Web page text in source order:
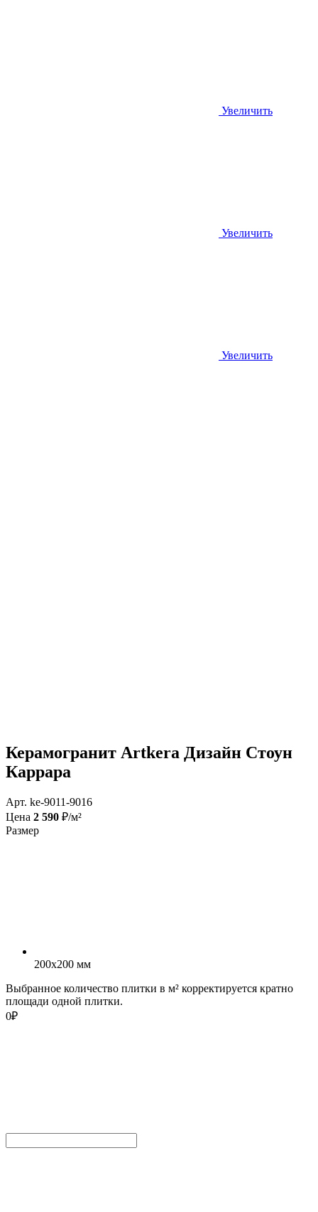
Увеличить
Увеличить
Увеличить
Керамогранит Artkera Дизайн Стоун
Каррара
Арт. ke-9011-9016
Цена 2 590 ₽/м²
Размер
200x200 мм
Выбранное количество плитки в м² корректируется кратно
площади одной плитки.
0₽